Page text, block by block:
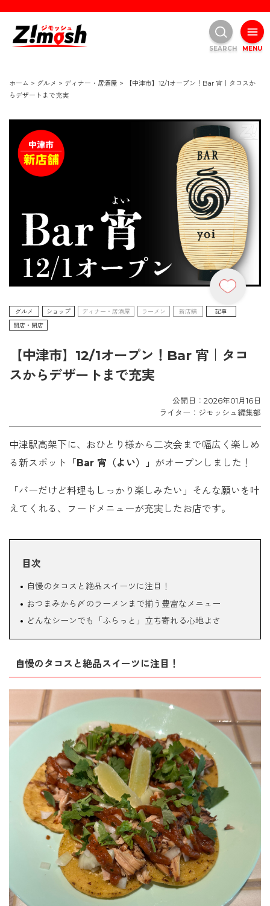
ホーム > グルメ > ディナー・居酒屋 >
【中津市】12/1オープン！Bar 宵｜タコスか
らデザートまで充実
グルメ ショップ ディナー・居酒屋 ラーメン 新店舗
記事
開店・閉店
【中津市】12/1オープン！Bar 宵｜タコ
スからデザートまで充実
公開日：2026年01月16日
ライター：ジモッシュ編集部
中津駅高架下に、おひとり様から二次会まで幅広く楽しめ
る新スポット
「Bar 宵（よい）」 がオープンしました！
「バーだけど料理もしっかり楽しみたい」そんな願いを叶
えてくれる、フードメニューが充実したお店です。
目次
自慢のタコスと絶品スイーツに注目！
おつまみから〆のラーメンまで揃う豊富なメニュー
どんなシーンでも「ふらっと」立ち寄れる心地よさ
自慢のタコスと絶品スイーツに注目！
MENU
SEARCH